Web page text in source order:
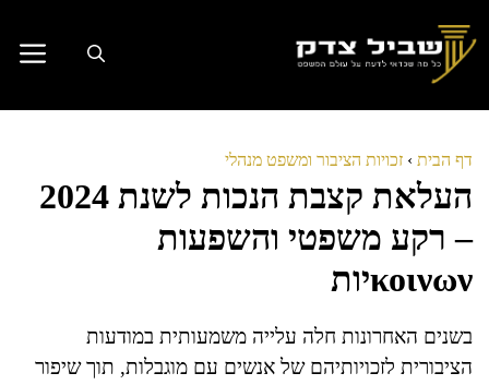
לתוכן
דף הבית › זכויות הציבור ומשפט מנהלי
העלאת קצבת הנכות לשנת 2024
– רקע משפטי והשפעות
κοινωνיות
בשנים האחרונות חלה עלייה משמעותית במודעות
הציבורית לזכויותיהם של אנשים עם מוגבלות, תוך שיפור